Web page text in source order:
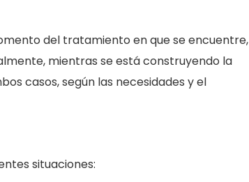
del tratamiento en que se encuentre,
mientras se está construyendo la
casos, según las necesidades y el
situaciones: